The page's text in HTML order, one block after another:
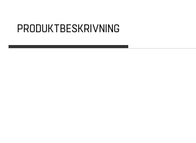
PRODUKTBESKRIVNING